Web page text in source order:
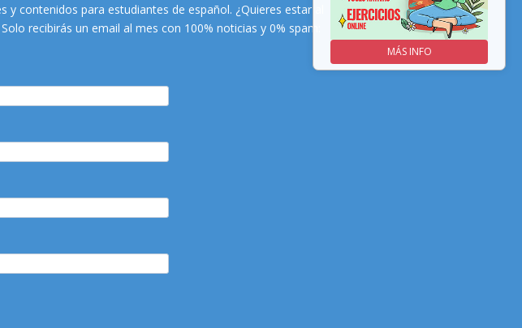
MÁS INFO
y contenidos para estudiantes de español. ¿Quieres estar al
recibirás un email al mes con 100% noticias y 0% spam: